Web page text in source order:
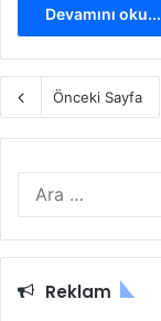
Devamını oku...
Önceki Sayfa
Reklam